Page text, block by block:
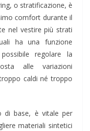
o stratificazione, è
comfort durante il
nel vestire più strati
ha una funzione
regolare la
alle variazioni
caldi né troppo
di base, è vitale per
materiali sintetici